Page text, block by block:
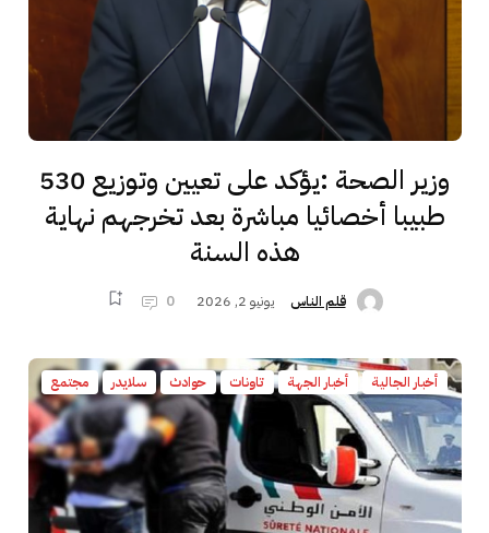
وزير الصحة :يؤكد على تعيين وتوزيع 530
طبيبا أخصائيا مباشرة بعد تخرجهم نهاية
هذه السنة
قلم الناس يونيو 2, 2026 0
أخبار الجالية أخبار الجهة تاونات حوادث سلايدر مجتمع